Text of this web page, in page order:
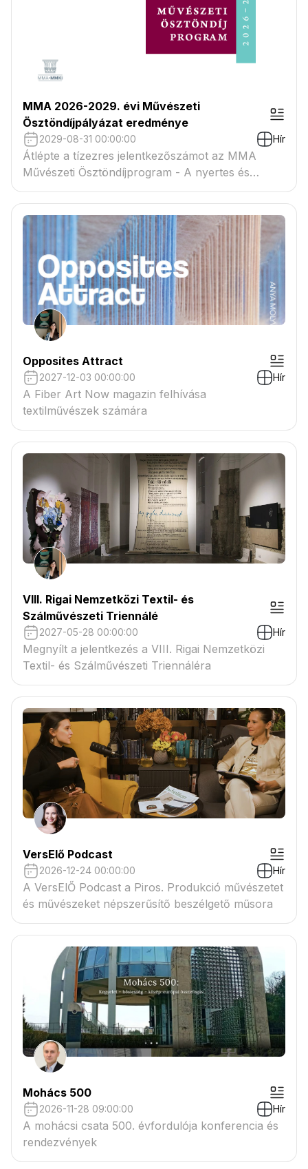
MMA 2026-2029. évi Művészeti
Ösztöndíjpályázat eredménye
2029-08-31 00:00:00 Hír
Átlépte a tízezres jelentkezőszámot az MMA
Művészeti Ösztöndíjprogram - A nyertes és
tartaléklistás pályázók névsora megtekinthető a
csatolmányban
Opposites Attract
2027-12-03 00:00:00 Hír
A Fiber Art Now magazin felhívása
textilművészek számára
VIII. Rigai Nemzetközi Textil- és
Szálművészeti Triennálé
2027-05-28 00:00:00 Hír
Megnyílt a jelentkezés a VIII. Rigai Nemzetközi
Textil- és Szálművészeti Triennáléra
VersElő Podcast
2026-12-24 00:00:00 Hír
A VersElŐ Podcast a Piros. Produkció művészetet
és művészeket népszerűsítő beszélgető műsora
Mohács 500
2026-11-28 09:00:00 Hír
A mohácsi csata 500. évfordulója konferencia és
rendezvények